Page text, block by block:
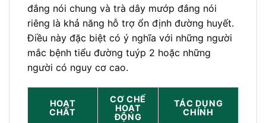
đắng nói chung và trà dây mướp đắng nói
riêng là khả năng hỗ trợ ổn định đường huyết.
Điều này đặc biệt có ý nghĩa với những người
mắc bệnh tiểu đường tuýp 2 hoặc những
người có nguy cơ cao.
HOẠT
CHẤT
CƠ CHẾ
HOẠT
ĐỘNG
TÁC DỤNG
CHÍNH